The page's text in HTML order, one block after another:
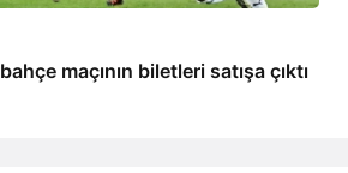
maçının biletleri satışa çıktı